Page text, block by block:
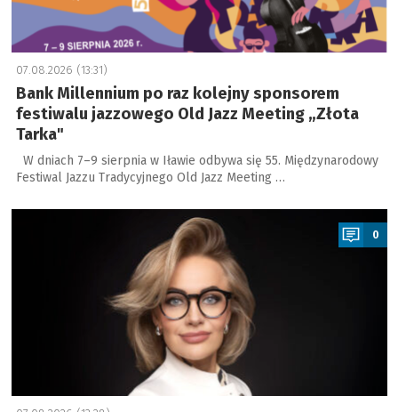
07.08.2026 (13:31)
Bank Millennium po raz kolejny sponsorem
festiwalu jazzowego Old Jazz Meeting „Złota
Tarka"
W dniach 7–9 sierpnia w Iławie odbywa się 55. Międzynarodowy
Festiwal Jazzu Tradycyjnego Old Jazz Meeting …
a
0